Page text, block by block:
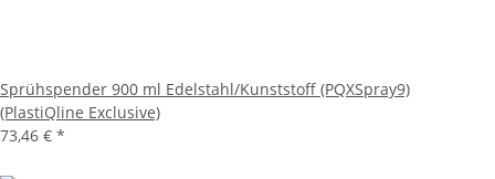
Sprühspender 900 ml Edelstahl/Kunststoff (PQXSpray9)
(PlastiQline Exclusive)
73,46 € *